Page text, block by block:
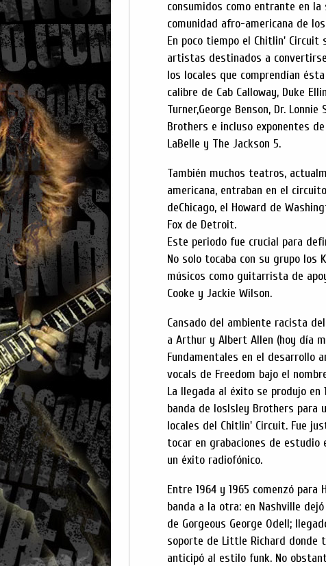
consumidos como entrante en
comunidad afro-americana de
En poco tiempo el Chitlin'
artistas destinados a
los locales que comprendían
calibre de Cab Calloway, Duke
Turner,George Benson, Dr.
Brothers e incluso exponentes
LaBelle y The Jackson 5.
También muchos teatros,
americana, entraban en el
deChicago, el Howard de
Fox de Detroit.
Este periodo fue crucial para
No solo tocaba con su grupo los
músicos como guitarrista de
Cooke y Jackie Wilson.
Cansado del ambiente racista
a Arthur y Albert Allen (hoy día
Fundamentales en el desarrollo
vocals de Freedom bajo el
La llegada al éxito se produjo
banda de losIsley Brothers para
locales del Chitlin' Circuit. Fue
tocar en grabaciones de
un éxito radiofónico.
Entre 1964 y 1965 comenzó
banda a la otra: en Nashville
de Gorgeous George Odell;
soporte de Little Richard donde
anticipó al estilo funk. No